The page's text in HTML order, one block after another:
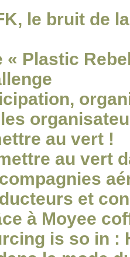
le bruit de
« Plastic
au vert !
au vert
et
à Moyee
is so in :